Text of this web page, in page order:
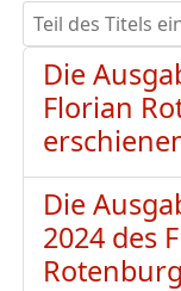
Teil des Titels
Die
Florian
Die
2024 des